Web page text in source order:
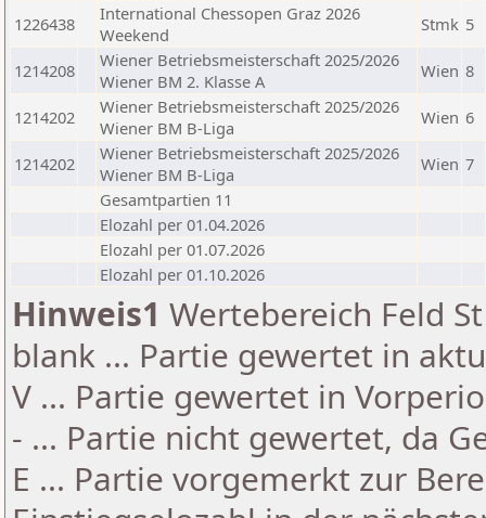
1226438
International Chessopen Graz 2026
Weekend
Stmk 5
1214208
Wiener Betriebsmeisterschaft 2025/2026
Wiener BM 2. Klasse A
Wien 8
1214202
Wiener Betriebsmeisterschaft 2025/2026
Wiener BM B-Liga
Wien 6
1214202
Wiener Betriebsmeisterschaft 2025/2026
Wiener BM B-Liga
Wien 7
Gesamtpartien 11
Elozahl per 01.04.2026
Elozahl per 01.07.2026
Elozahl per 01.10.2026
Hinweis1 Wertebereich Feld
blank ... Partie gewertet in
V ... Partie gewertet in
- ... Partie nicht gewertet, da
E ... Partie vorgemerkt zur